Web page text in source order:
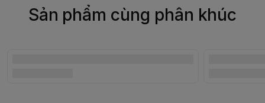
Sản phẩm cùng phân khúc